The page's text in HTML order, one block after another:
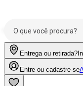
Entrega ou retirada?
Entre ou cadastre-se